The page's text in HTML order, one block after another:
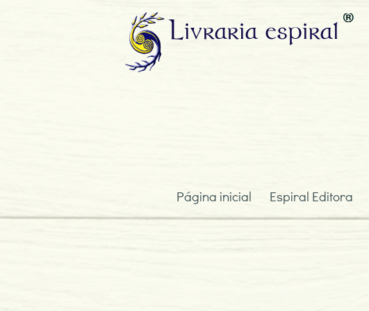
Livraria espiral
Página inicial Espiral Editora